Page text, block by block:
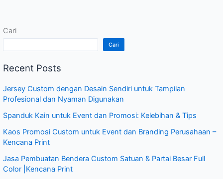
Cari
Cari
Recent Posts
Jersey Custom dengan Desain Sendiri untuk Tampilan
Profesional dan Nyaman Digunakan
Spanduk Kain untuk Event dan Promosi: Kelebihan & Tips
Kaos Promosi Custom untuk Event dan Branding Perusahaan –
Kencana Print
Jasa Pembuatan Bendera Custom Satuan & Partai Besar Full
Color |Kencana Print